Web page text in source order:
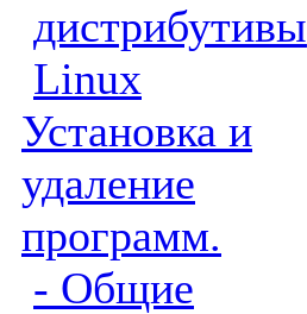
дистрибутивы
Linux
Установка и
удаление
программ.
- Общие